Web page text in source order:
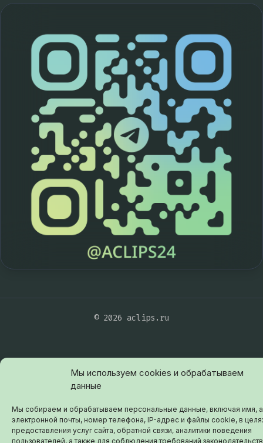
Мы используем cookies и обрабатываем
данные
Мы собираем и обрабатываем персональные данные, включая имя,
электронной почты, номер телефона, IP-адрес и файлы cookie, в
предоставления услуг сайта, обратной связи, аналитики поведения
пользователей, а также для соблюдения требований
© 2026 aclips.ru